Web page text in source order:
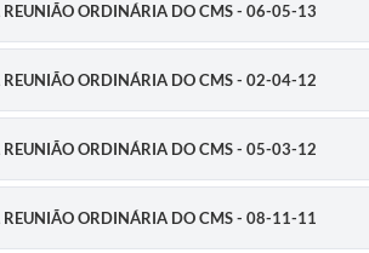
ORDINÁRIA DO CMS - 06-05-13
ORDINÁRIA DO CMS - 02-04-12
ORDINÁRIA DO CMS - 05-03-12
ORDINÁRIA DO CMS - 08-11-11